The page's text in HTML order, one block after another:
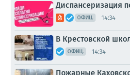
Диспансеризация
ОФИЦ. 14:34
В Крестовской
ОФИЦ. 14:34
Пожарные